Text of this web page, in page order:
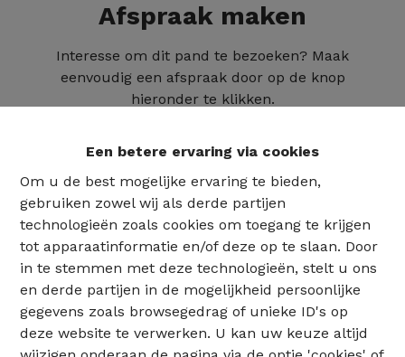
Een betere ervaring via cookies
Om u de best mogelijke ervaring te bieden,
gebruiken zowel wij als derde partijen
technologieën zoals cookies om toegang te krijgen
tot apparaatinformatie en/of deze op te slaan. Door
in te stemmen met deze technologieën, stelt u ons
en derde partijen in de mogelijkheid persoonlijke
gegevens zoals browsegedrag of unieke ID's op
deze website te verwerken. U kan uw keuze altijd
Afspraak maken
Interesse om dit pand te bezoeken? Maak
eenvoudig een afspraak door op de knop
hieronder te klikken.
02 735 18 38